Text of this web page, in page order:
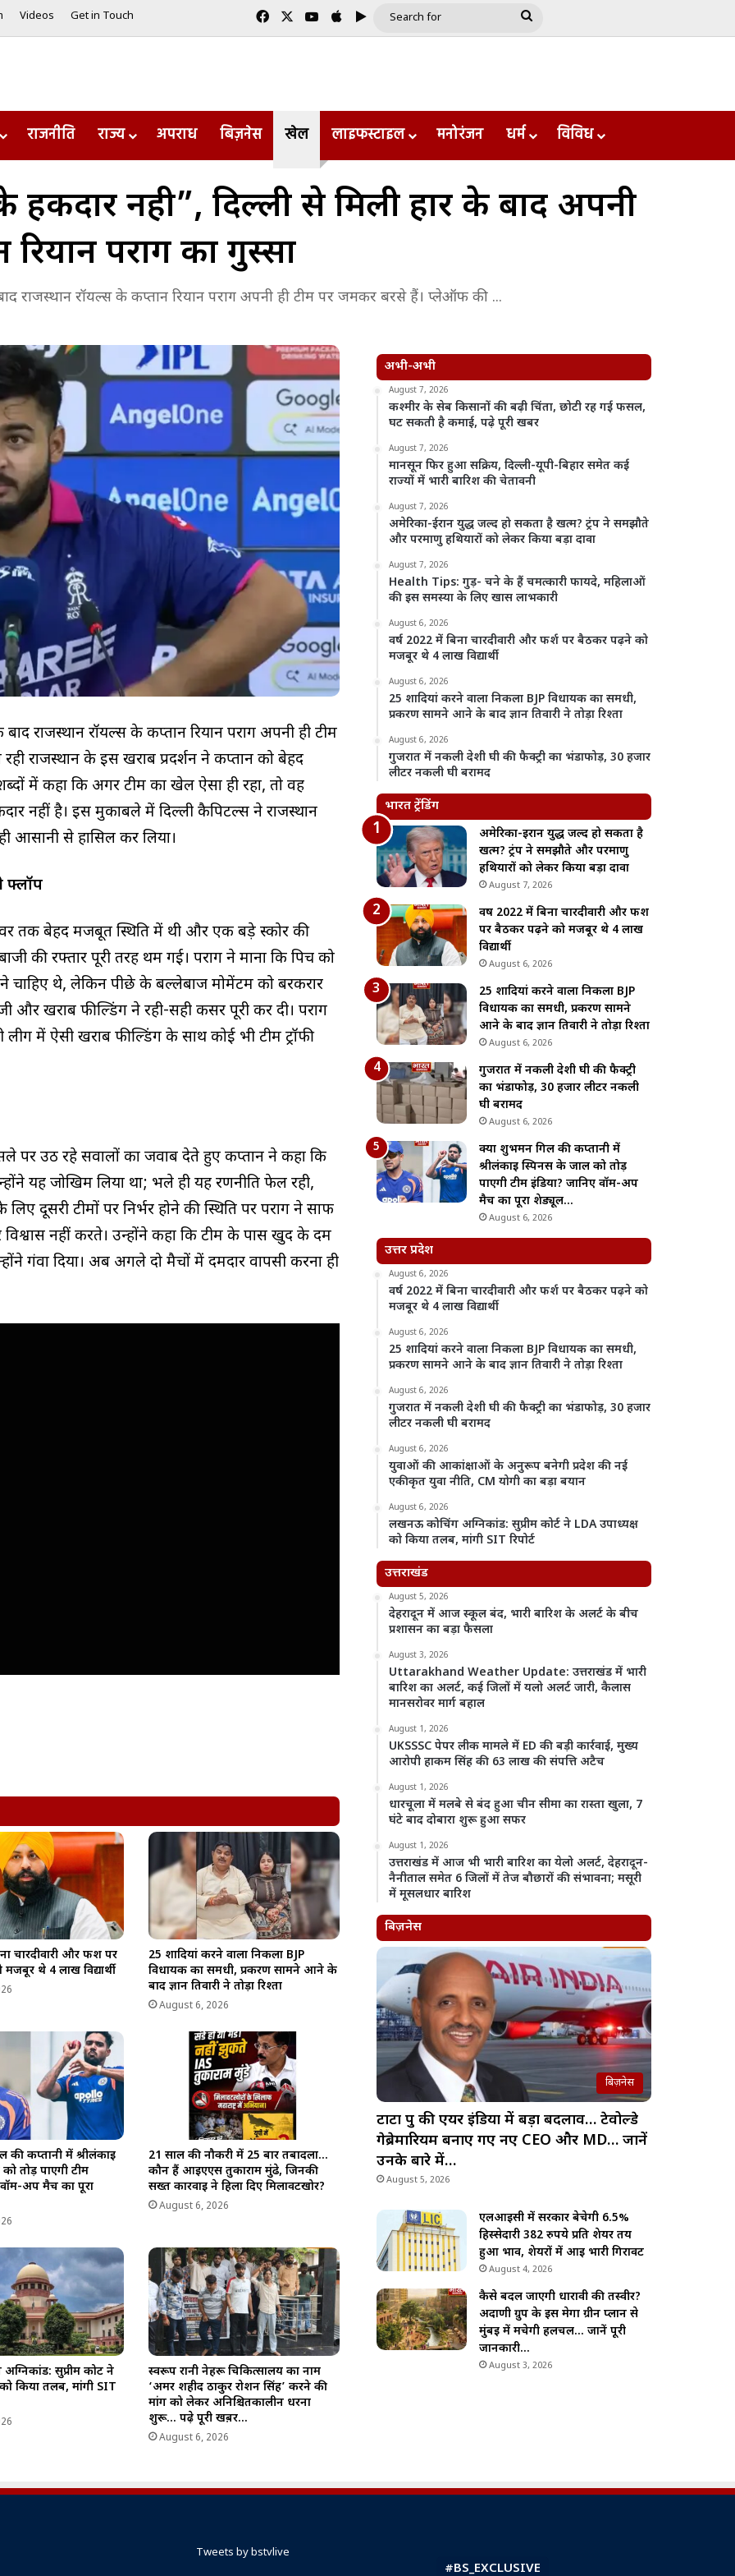
Videos Get in Touch FacebookYouTube
AppleGoogle Play
Search
राजनीति राज्य अपराध बिज़नेस खेल लाइफस्टाइल मनोरंजन धर्म विविध
नही”, दिल्ली से मिली हार के बाद अपनी
पराग का गुस्सा
राजस्थान रॉयल्स के कप्तान रियान पराग अपनी ही टीम पर जमकर बरसे हैं। प्लेऑफ की ...
राजस्थान रॉयल्स के कप्तान रियान पराग अपनी ही टीम
राजस्थान के इस खराब प्रदर्शन ने कप्तान को बेहद
में कहा कि अगर टीम का खेल ऐसा ही रहा, तो वह
नहीं है। इस मुकाबले में दिल्ली कैपिटल्स ने राजस्थान
आसानी से हासिल कर लिया।
फ्लॉप
तक बेहद मजबूत स्थिति में थी और एक बड़े स्कोर की
की रफ्तार पूरी तरह थम गई। पराग ने माना कि पिच को
थे, लेकिन पीछे के बल्लेबाज मोमेंटम को बरकरार
खराब फील्डिंग ने रही-सही कसर पूरी कर दी। पराग
में ऐसी खराब फील्डिंग के साथ कोई भी टीम ट्रॉफी
पर उठ रहे सवालों का जवाब देते हुए कप्तान ने कहा कि
यह जोखिम लिया था; भले ही यह रणनीति फेल रही,
टीमों पर निर्भर होने की स्थिति पर पराग ने साफ
नहीं करते। उन्होंने कहा कि टीम के पास खुद के दम
गंवा दिया। अब अगले दो मैचों में दमदार वापसी करना ही
चारदीवारी और फर्श पर
थे 4 लाख विद्यार्थी
25 शादियां करने वाला निकला BJP
विधायक का समधी, प्रकरण सामने आने के
बाद ज्ञान तिवारी ने तोड़ा रिश्ता
August 6, 2026
की कप्तानी में श्रीलंकाई
तोड़ पाएगी टीम
अप मैच का पूरा
21 साल की नौकरी में 25 बार तबादला…
कौन हैं आईएएस तुकाराम मुंढे, जिनकी
सख्त कार्रवाई ने हिला दिए मिलावटखोर?
August 6, 2026
सुप्रीम कोर्ट ने
किया तलब, मांगी SIT
स्वरूप रानी नेहरू चिकित्सालय का नाम
‘अमर शहीद ठाकुर रोशन सिंह’ करने की
मांग को लेकर अनिश्चितकालीन धरना
शुरू… पढ़े पूरी खब़र…
August 6, 2026
अभी-अभी
August 7, 2026
कश्मीर के सेब किसानों की बढ़ी चिंता, छोटी रह गई फसल,
घट सकती है कमाई, पढ़े पूरी खबर
August 7, 2026
मानसून फिर हुआ सक्रिय, दिल्ली-यूपी-बिहार समेत कई
राज्यों में भारी बारिश की चेतावनी
August 7, 2026
अमेरिका-ईरान युद्ध जल्द हो सकता है खत्म? ट्रंप ने समझौते
और परमाणु हथियारों को लेकर किया बड़ा दावा
August 7, 2026
Health Tips: गुड़- चने के हैं चमत्कारी फायदे, महिलाओं
की इस समस्या के लिए खास लाभकारी
August 6, 2026
वर्ष 2022 में बिना चारदीवारी और फर्श पर बैठकर पढ़ने को
मजबूर थे 4 लाख विद्यार्थी
August 6, 2026
25 शादियां करने वाला निकला BJP विधायक का समधी,
प्रकरण सामने आने के बाद ज्ञान तिवारी ने तोड़ा रिश्ता
August 6, 2026
गुजरात में नकली देशी घी की फैक्ट्री का भंडाफोड़, 30 हजार
लीटर नकली घी बरामद
भारत ट्रेंडिंग
अमेरिका-ईरान युद्ध जल्द हो सकता है
खत्म? ट्रंप ने समझौते और परमाणु
हथियारों को लेकर किया बड़ा दावा
August 7, 2026
वर्ष 2022 में बिना चारदीवारी और फर्श
पर बैठकर पढ़ने को मजबूर थे 4 लाख
विद्यार्थी
August 6, 2026
25 शादियां करने वाला निकला BJP
विधायक का समधी, प्रकरण सामने
आने के बाद ज्ञान तिवारी ने तोड़ा रिश्ता
August 6, 2026
गुजरात में नकली देशी घी की फैक्ट्री
का भंडाफोड़, 30 हजार लीटर नकली
घी बरामद
August 6, 2026
क्या शुभमन गिल की कप्तानी में
श्रीलंकाई स्पिनर्स के जाल को तोड़
पाएगी टीम इंडिया? जानिए वॉर्म-अप
मैच का पूरा शेड्यूल…
August 6, 2026
उत्तर प्रदेश
August 6, 2026
वर्ष 2022 में बिना चारदीवारी और फर्श पर बैठकर पढ़ने को
मजबूर थे 4 लाख विद्यार्थी
August 6, 2026
25 शादियां करने वाला निकला BJP विधायक का समधी,
प्रकरण सामने आने के बाद ज्ञान तिवारी ने तोड़ा रिश्ता
August 6, 2026
गुजरात में नकली देशी घी की फैक्ट्री का भंडाफोड़, 30 हजार
लीटर नकली घी बरामद
August 6, 2026
युवाओं की आकांक्षाओं के अनुरूप बनेगी प्रदेश की नई
एकीकृत युवा नीति, CM योगी का बड़ा बयान
August 6, 2026
लखनऊ कोचिंग अग्निकांड: सुप्रीम कोर्ट ने LDA उपाध्यक्ष
को किया तलब, मांगी SIT रिपोर्ट
उत्तराखंड
August 5, 2026
देहरादून में आज स्कूल बंद, भारी बारिश के अलर्ट के बीच
प्रशासन का बड़ा फैसला
August 3, 2026
Uttarakhand Weather Update: उत्तराखंड में भारी
बारिश का अलर्ट, कई जिलों में यलो अलर्ट जारी, कैलास
मानसरोवर मार्ग बहाल
August 1, 2026
UKSSSC पेपर लीक मामले में ED की बड़ी कार्रवाई, मुख्य
आरोपी हाकम सिंह की 63 लाख की संपत्ति अटैच
August 1, 2026
धारचूला में मलबे से बंद हुआ चीन सीमा का रास्ता खुला, 7
घंटे बाद दोबारा शुरू हुआ सफर
August 1, 2026
उत्तराखंड में आज भी भारी बारिश का येलो अलर्ट, देहरादून-
नैनीताल समेत 6 जिलों में तेज बौछारों की संभावना; मसूरी
में मूसलधार बारिश
बिज़नेस
बिज़नेस
टाटा ग्रुप की एयर इंडिया में बड़ा बदलाव… टेवोल्डे
गेब्रेमारियम बनाए गए नए CEO और MD… जानें
उनके बारे में…
August 5, 2026
एलआईसी में सरकार बेचेगी 6.5%
हिस्सेदारी 382 रुपये प्रति शेयर तय
हुआ भाव, शेयरों में आई भारी गिरावट
August 4, 2026
कैसे बदल जाएगी धारावी की तस्वीर?
अदाणी ग्रुप के इस मेगा ग्रीन प्लान से
मुंबई में मचेगी हलचल… जानें पूरी
जानकारी…
August 3, 2026
Tweets by bstvlive
#BS_EXCLUSIVE